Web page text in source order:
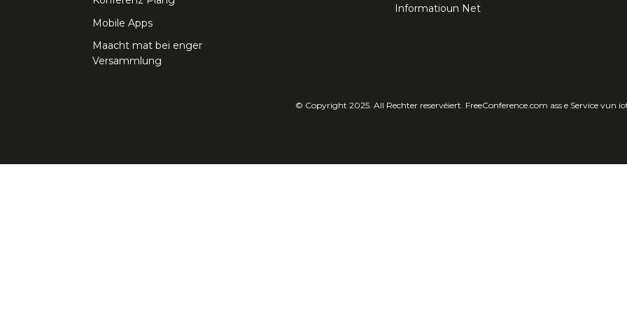
Mobile Apps
Maacht mat bei enger
Versammlung
Informatioun Net
© Copyright 2025. All Rechter reservéiert. FreeConference.com ass e Service vun